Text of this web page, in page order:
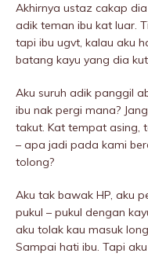
Akhirnya ustaz cakap
adik teman ibu kat luar.
tapi ibu ugvt, kalau aku
batang kayu yang dia
Aku suruh adik panggil
ibu nak pergi mana?
takut. Kat tempat asing,
– apa jadi pada kami
tolong?
Aku tak bawak HP, aku
pukuI – pukuI dengan
aku tolak kau masuk
Sampai hati ibu. Tapi